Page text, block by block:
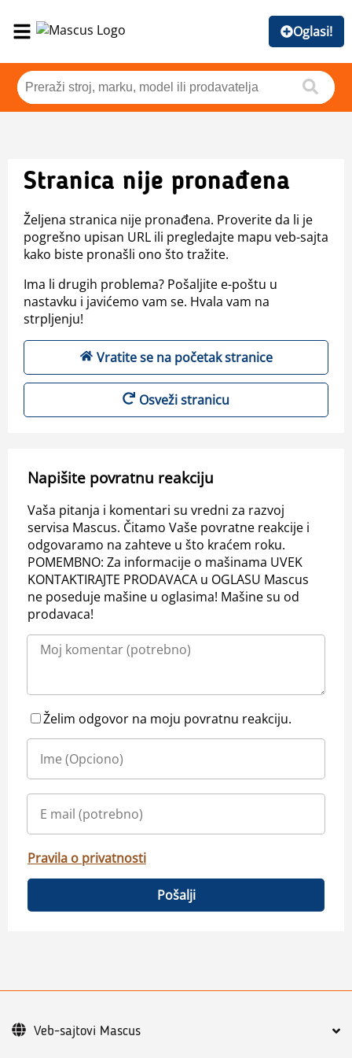
Oglasi!
Stranica nije pronađena
Željena stranica nije pronađena. Proverite da li je
pogrešno upisan URL ili pregledajte mapu veb-sajta
kako biste pronašli ono što tražite.
Ima li drugih problema? Pošaljite e-poštu u
nastavku i javićemo vam se. Hvala vam na
strpljenju!
Vratite se na početak stranice
Osveži stranicu
Napišite povratnu reakciju
Vaša pitanja i komentari su vredni za razvoj
servisa Mascus. Čitamo Vaše povratne reakcije i
odgovaramo na zahteve u što kraćem roku.
POMEMBNO: Za informacije o mašinama UVEK
KONTAKTIRAJTE PRODAVACA u OGLASU Mascus
ne poseduje mašine u oglasima! Mašine su od
prodavaca!
Želim odgovor na moju povratnu reakciju.
Pravila o privatnosti
Pošalji
Veb-sajtovi Mascus